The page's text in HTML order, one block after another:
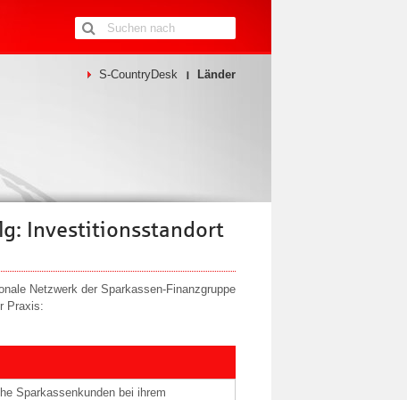
S-CountryDesk Länder
Investitionsstandort
Netzwerk der Sparkassen-Finanzgruppe
Praxis:
Sparkassenkunden bei ihrem